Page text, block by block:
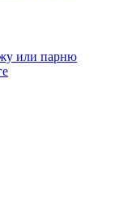
или парню